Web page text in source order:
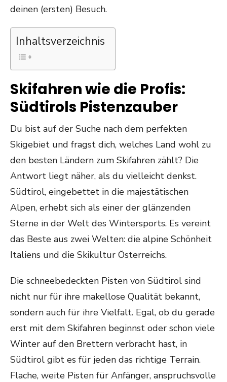
deinen (ersten) Besuch.
Inhaltsverzeichnis
Skifahren wie die Profis:
Südtirols Pistenzauber
Du bist auf der Suche nach dem perfekten
Skigebiet und fragst dich, welches Land wohl zu
den besten Ländern zum Skifahren zählt? Die
Antwort liegt näher, als du vielleicht denkst.
Südtirol, eingebettet in die majestätischen
Alpen, erhebt sich als einer der glänzenden
Sterne in der Welt des Wintersports. Es vereint
das Beste aus zwei Welten: die alpine Schönheit
Italiens und die Skikultur Österreichs.
Die schneebedeckten Pisten von Südtirol sind
nicht nur für ihre makellose Qualität bekannt,
sondern auch für ihre Vielfalt. Egal, ob du gerade
erst mit dem Skifahren beginnst oder schon viele
Winter auf den Brettern verbracht hast, in
Südtirol gibt es für jeden das richtige Terrain.
Flache, weite Pisten für Anfänger, anspruchsvolle